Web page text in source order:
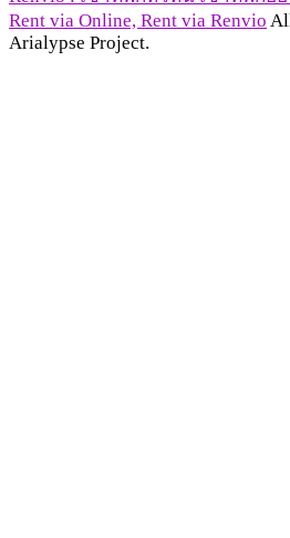
Rent via Online, Rent via Renvio
Arialypse Project.